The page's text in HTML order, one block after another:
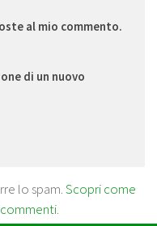
al mio commento.
di un nuovo
lo spam.Scopri come
.